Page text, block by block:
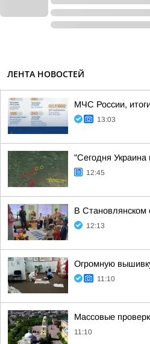
ЛЕНТА НОВОСТЕЙ
МЧС России,
13:03
"Сегодня
12:45
В Становлянском
12:13
Огромную
11:10
Массовые
11:10